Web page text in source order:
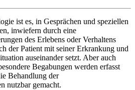
ist es, in Gesprächen und speziellen
inwiefern durch eine
des Erlebens oder Verhaltens
der Patient mit seiner Erkrankung und
auseinander setzt. Aber auch
Begabungen werden erfasst
Behandlung der
nutzbar gemacht.